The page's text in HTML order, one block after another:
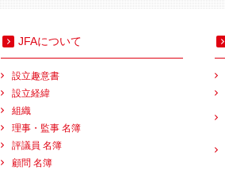
JFAについて
設立趣意書
設立経緯
組織
理事・監事 名簿
評議員 名簿
顧問 名簿